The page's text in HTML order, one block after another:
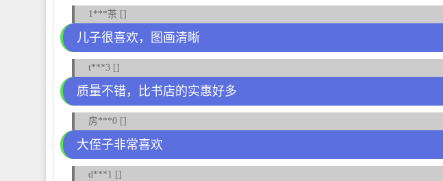
1***茶 []
儿子很喜欢，图画清晰
t***3 []
质量不错，比书店的实惠好多
房***0 []
大侄子非常喜欢
d***1 []